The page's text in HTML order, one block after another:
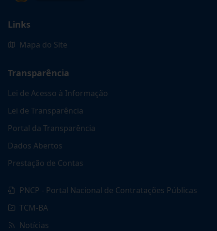
Links
Mapa do Site
Transparência
Lei de Acesso à Informação
Lei de Transparência
Portal da Transparência
Dados Abertos
Prestação de Contas
PNCP - Portal Nacional de Contratações Públicas
TCM-BA
Notícias